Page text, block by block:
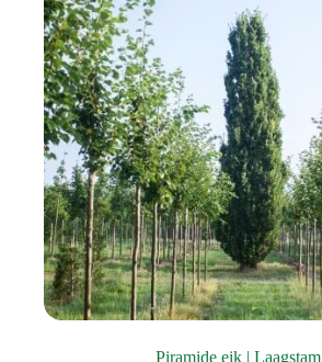
Piramide eik | Laagstam